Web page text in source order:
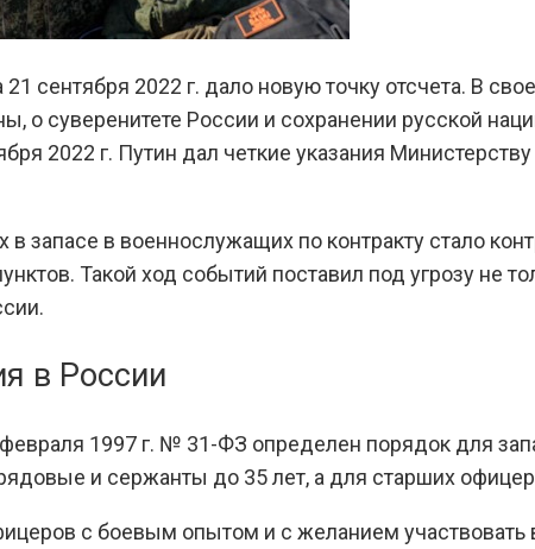
сентября 2022 г. дало новую точку отсчета. В
о суверенитете России и сохранении русской
2022 г. Путин дал четкие указания
в военнослужащих по контракту стало
Такой ход событий поставил под угрозу не
в России
1997 г. № 31-ФЗ определен порядок для
и сержанты до 35 лет, а для старших
с боевым опытом и с желанием